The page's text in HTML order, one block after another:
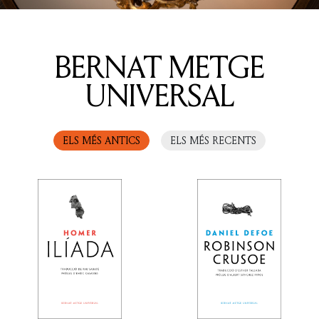
BERNAT METGE
UNIVERSAL
ELS MÉS ANTICS ELS MÉS RECENTS